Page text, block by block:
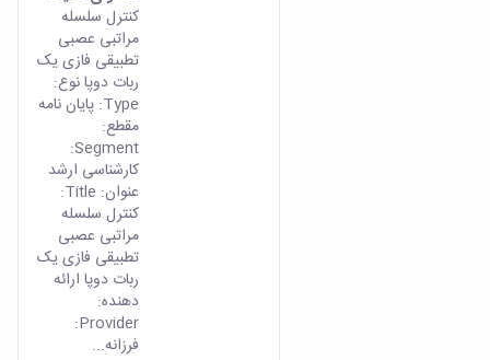
کنترل سلسله
مراتبی عصبی
تطبیقی فازی یک
ربات دوپا نوع:
Type: پایان نامه
مقطع:
Segment:
کارشناسی ارشد
عنوان: Title:
کنترل سلسله
مراتبی عصبی
تطبیقی فازی یک
ربات دوپا ارائه
دهنده:
Provider:
فرزانه...